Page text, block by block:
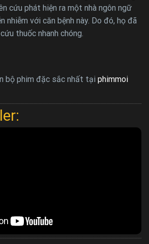
cứu phát hiện ra một nhà ngôn ngữ
nhiễm với căn bệnh này. Do đó, họ đã
thuốc nhanh chóng.
bộ phim đặc sắc nhất tại phimmoi